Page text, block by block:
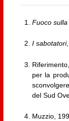
Fuoco
I sabotatori
per la
del Sud
Muzzio,